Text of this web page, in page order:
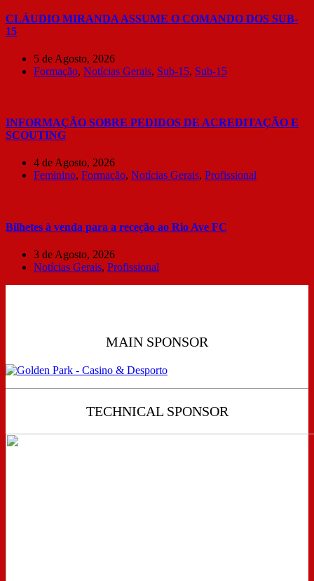
CLÁUDIO MIRANDA ASSUME O COMANDO DOS SUB-
15
5 de Agosto, 2026
Formação, Notícias Gerais, Sub-15, Sub-15
INFORMAÇÃO SOBRE PEDIDOS DE ACREDITAÇÃO E
SCOUTING
4 de Agosto, 2026
Feminino, Formação, Notícias Gerais, Profissional
Bilhetes à venda para a receção ao Rio Ave FC
3 de Agosto, 2026
Notícias Gerais, Profissional
MAIN SPONSOR
TECHNICAL SPONSOR